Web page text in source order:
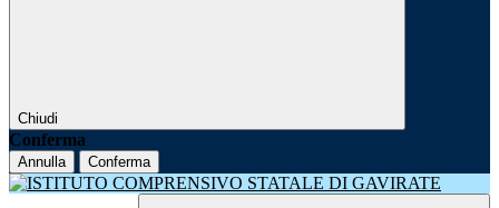
Chiudi
Conferma
Annulla Conferma